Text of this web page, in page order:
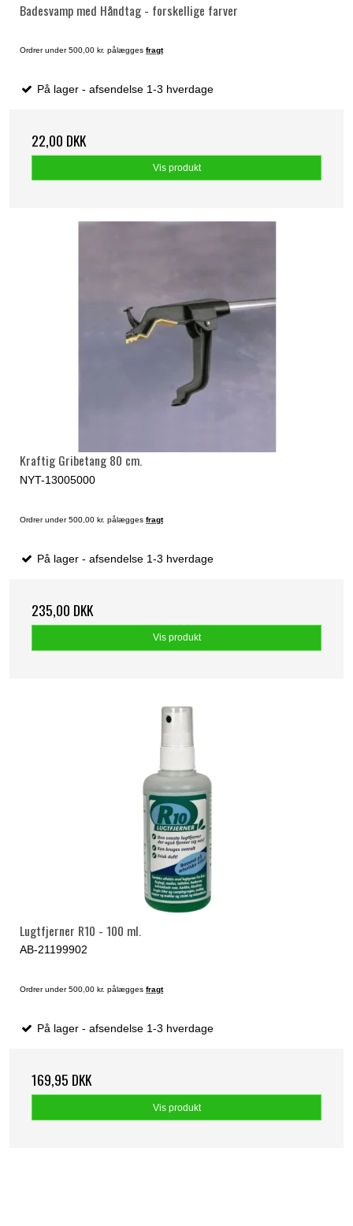
Badesvamp med Håndtag - forskellige farver
Ordrer under 500,00 kr. pålægges fragt
På lager - afsendelse 1-3 hverdage
22,00 DKK
Vis produkt
Kraftig Gribetang 80 cm.
NYT-13005000
Ordrer under 500,00 kr. pålægges fragt
På lager - afsendelse 1-3 hverdage
235,00 DKK
Vis produkt
Lugtfjerner R10 - 100 ml.
AB-21199902
Ordrer under 500,00 kr. pålægges fragt
På lager - afsendelse 1-3 hverdage
169,95 DKK
Vis produkt